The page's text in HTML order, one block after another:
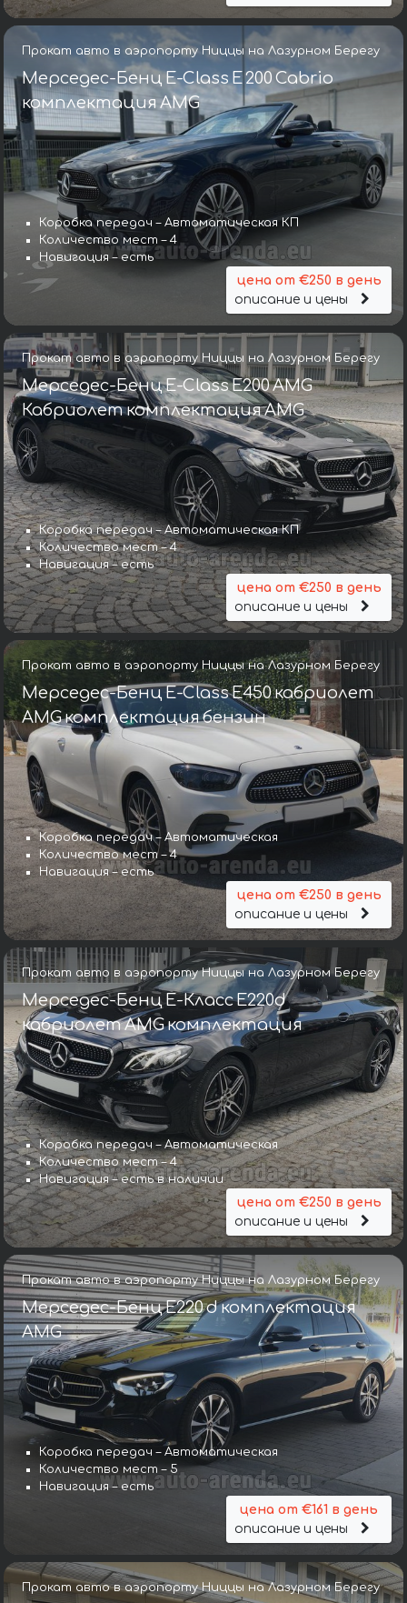
Прокат авто в аэропорту Ниццы на Лазурном Берегу
Мерседес-Бенц E-Class E 200 Cabrio
комплектация AMG
Коробка передач – Автоматическая КП
Количество мест – 4
Навигация – есть
цена от €250 в день
описание и цены
Прокат авто в аэропорту Ниццы на Лазурном Берегу
Мерседес-Бенц E-Class E200 AMG
Кабриолет комплектация AMG
Коробка передач – Автоматическая КП
Количество мест – 4
Навигация – есть
цена от €250 в день
описание и цены
Прокат авто в аэропорту Ниццы на Лазурном Берегу
Мерседес-Бенц E-Class E450 кабриолет
AMG комплектация бензин
Коробка передач – Автоматическая
Количество мест – 4
Навигация – есть
цена от €250 в день
описание и цены
Прокат авто в аэропорту Ниццы на Лазурном Берегу
Мерседес-Бенц E-Класс E220d
кабриолет AMG комплектация
Коробка передач – Автоматическая
Количество мест – 4
Навигация – есть в наличии
цена от €250 в день
описание и цены
Прокат авто в аэропорту Ниццы на Лазурном Берегу
Мерседес-Бенц E220 d комплектация
AMG
Коробка передач – Автоматическая
Количество мест – 5
Навигация – есть
цена от €161 в день
описание и цены
Прокат авто в аэропорту Ниццы на Лазурном Берегу